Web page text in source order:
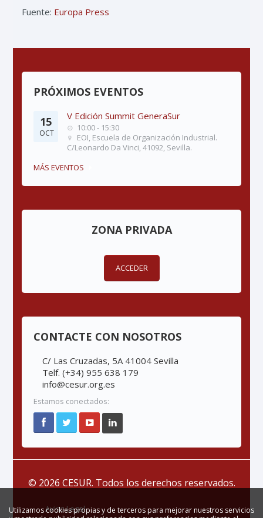
Fuente: Europa Press
PRÓXIMOS EVENTOS
15
OCT
V Edición Summit GeneraSur
10:00 - 15:30
EOI, Escuela de Organización Industrial.
C/Leonardo Da Vinci, 41092, Sevilla.
MÁS EVENTOS
ZONA PRIVADA
ACCEDER
CONTACTE CON NOSOTROS
C/ Las Cruzadas, 5A 41004 Sevilla
Telf. (+34) 955 638 179
info@cesur.org.es
Estamos conectados:
© 2026 CESUR. Todos los derechos reservados.
Aviso Legal
Utilizamos cookies propias y de terceros para mejorar nuestros servicios